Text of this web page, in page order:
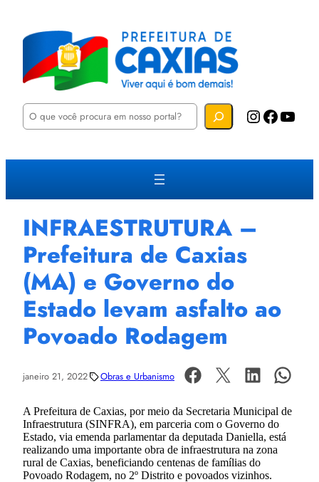
P
u
a
Instagram Facebook YouTube
INFRAESTRUTURA –
Prefeitura de Caxias
(MA) e Governo do
Estado levam asfalto ao
Povoado Rodagem
janeiro 21, 2022 Obras e Urbanismo
A Prefeitura de Caxias, por meio da Secretaria Municipal de
Infraestrutura (SINFRA), em parceria com o Governo do
Estado, via emenda parlamentar da deputada Daniella, está
realizando uma importante obra de infraestrutura na zona
rural de Caxias, beneficiando centenas de famílias do
Povoado Rodagem, no 2º Distrito e povoados vizinhos.